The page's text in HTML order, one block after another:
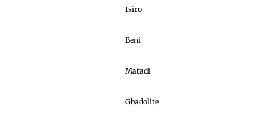
Isiro
Beni
Matadi
Gbadolite